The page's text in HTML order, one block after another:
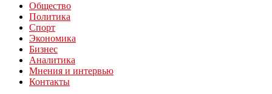
Общество
Политика
Спорт
Экономика
Бизнес
Аналитика
Мнения и интервью
Контакты